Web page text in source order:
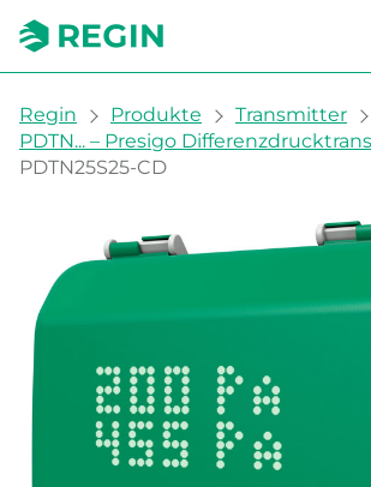
You are here:
Regin Produkte Transmitter
PDTN... – Presigo
PDTN25S25-CD